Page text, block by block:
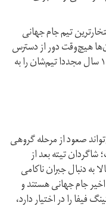
تیم جام جهانی
هیچ‌وقت دور از دسترس
نبوده و ستاره‌های برزیلی می‌خواهند پس از ۱۶ سال مجددا تیم‌شان را به
صعود از مرحله گروهی
تیته بعد از
به دنبال جبران ناکامی
جام جهانی هستند و
فیفا را در اختیار دارد،